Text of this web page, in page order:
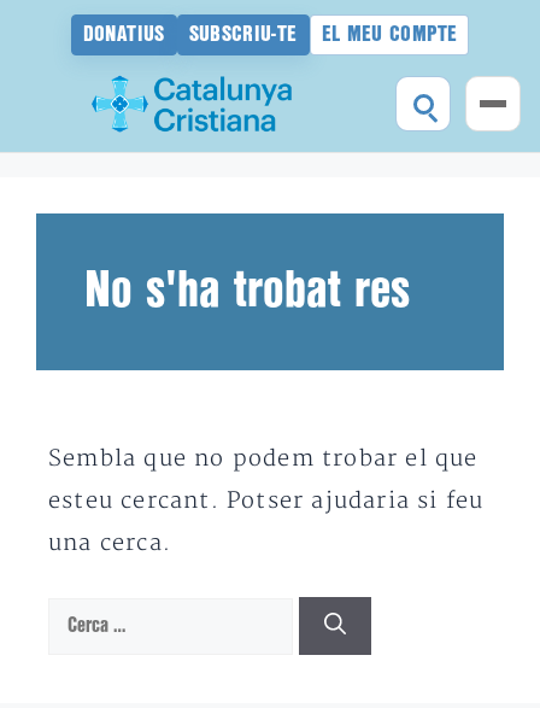
DONATIUS SUBSCRIU-TE EL MEU COMPTE
No s'ha trobat res
Sembla que no podem trobar el que
esteu cercant. Potser ajudaria si feu
una cerca.
Cerca: